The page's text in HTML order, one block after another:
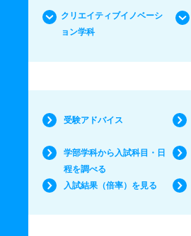
クリエイティブイノベーシ
ョン学科
受験アドバイス
学部学科から入試科目・日
程を調べる
入試結果（倍率）を見る